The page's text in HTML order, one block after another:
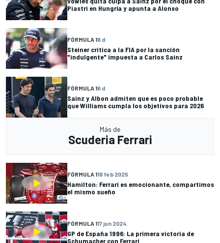
Piastri en Hungría y apunta a Alonso
FÓRMULA 16 d
Steiner critica a la FIA por la sanción
"indulgente" impuesta a Carlos Sainz
FÓRMULA 16 d
Sainz y Albon admiten que es poco probable
que Williams cumpla los objetivos para 2026
Más de
Scuderia Ferrari
FÓRMULA 118 feb 2025
Hamilton: Ferrari es emocionante, compartimos
el mismo sueño
FÓRMULA 117 jun 2024
GP de España 1996: La primera victoria de
Schumacher con Ferrari